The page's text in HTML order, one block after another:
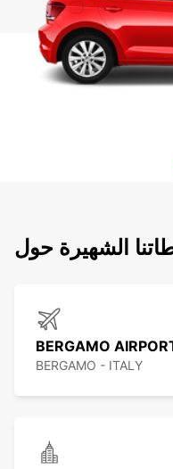
الشهيرة حول
BERGAMO
BERGAMO - ITALY